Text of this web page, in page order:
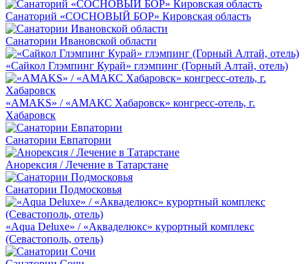
Санаторий «СОСНОВЫЙ БОР» Кировская область
Санатории Ивановской области
«Сайкол Глэмпинг Курай» глэмпинг (Горный Алтай, отель)
«AMAKS» / «АМАКС Хабаровск» конгресс-отель, г.
Хабаровск
Санатории Евпатории
Анорексия / Лечение в Татарстане
Санатории Подмосковья
«Aqua Deluxe» / «Акваделюкс» курортный комплекс
(Севастополь, отель)